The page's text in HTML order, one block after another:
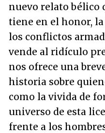
nuevo relato bélico
tiene en el honor,
los conflictos
vende al ridículo
nos ofrece una
historia sobre
como la vivida de
universo de esta
frente a los